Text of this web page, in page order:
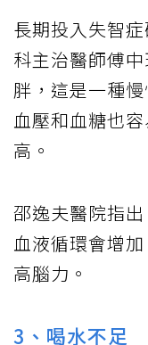
長期投入失智
科主治醫師傅
胖，這是一種
血壓和血糖也
高。
邵逸夫醫院指
血液循環會增
高腦力。
3、喝水不足